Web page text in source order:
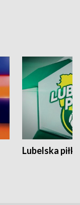
Lubelska piłka